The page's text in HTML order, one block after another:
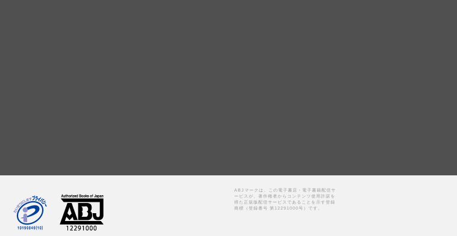
ABJマークは、この電子書店・電子書籍配信サ
ービスが、著作権者からコンテンツ使用許諾を
得た正規版配信サービスであることを示す登録
商標（登録番号 第12291000号）です。